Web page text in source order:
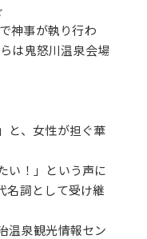
神事が執り行わ
は鬼怒川温泉会場
と、女性が担ぐ華
い！」という声に
名詞として受け継
温泉観光情報セン